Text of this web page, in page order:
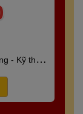
- Kỹ thuật